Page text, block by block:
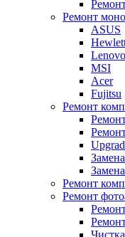
Ремонт
ASUS
Lenovo
MSI
Acer
Fujitsu
Ремонт
Ремонт
Ремонт